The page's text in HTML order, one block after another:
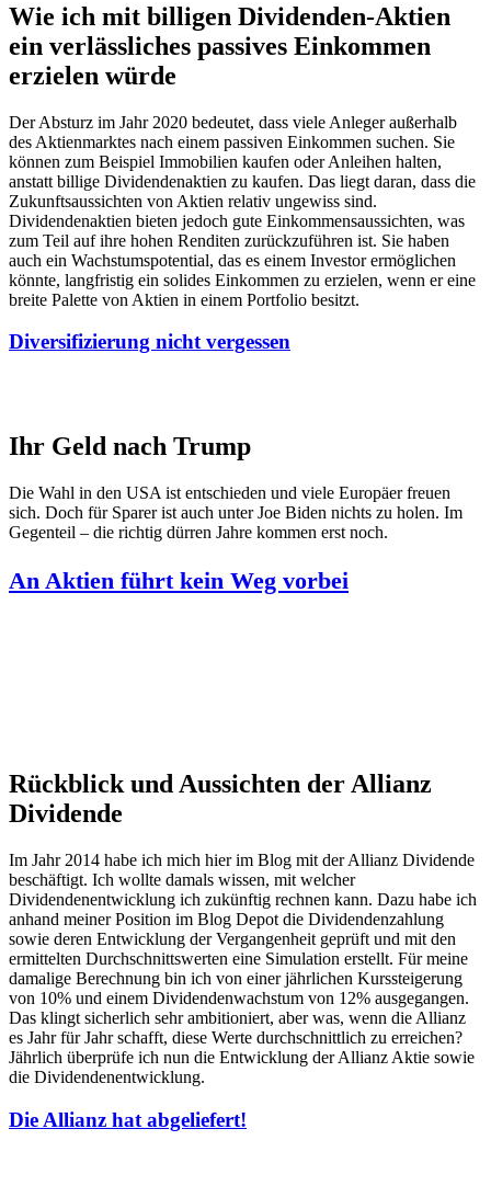
Wie ich mit billigen Dividenden-Aktien
ein verlässliches passives Einkommen
erzielen würde
Der Absturz im Jahr 2020 bedeutet, dass viele Anleger außerhalb
des Aktienmarktes nach einem passiven Einkommen suchen. Sie
können zum Beispiel Immobilien kaufen oder Anleihen halten,
anstatt billige Dividendenaktien zu kaufen. Das liegt daran, dass die
Zukunftsaussichten von Aktien relativ ungewiss sind.
Dividendenaktien bieten jedoch gute Einkommensaussichten, was
zum Teil auf ihre hohen Renditen zurückzuführen ist. Sie haben
auch ein Wachstumspotential, das es einem Investor ermöglichen
könnte, langfristig ein solides Einkommen zu erzielen, wenn er eine
breite Palette von Aktien in einem Portfolio besitzt.
Diversifizierung nicht vergessen
Ihr Geld nach Trump
Die Wahl in den USA ist entschieden und viele Europäer freuen
sich. Doch für Sparer ist auch unter Joe Biden nichts zu holen. Im
Gegenteil – die richtig dürren Jahre kommen erst noch.
An Aktien führt kein Weg vorbei
Rückblick und Aussichten der Allianz
Dividende
Im Jahr 2014 habe ich mich hier im Blog mit der Allianz Dividende
beschäftigt. Ich wollte damals wissen, mit welcher
Dividendenentwicklung ich zukünftig rechnen kann. Dazu habe ich
anhand meiner Position im Blog Depot die Dividendenzahlung
sowie deren Entwicklung der Vergangenheit geprüft und mit den
ermittelten Durchschnittswerten eine Simulation erstellt. Für meine
damalige Berechnung bin ich von einer jährlichen Kurssteigerung
von 10% und einem Dividendenwachstum von 12% ausgegangen.
Das klingt sicherlich sehr ambitioniert, aber was, wenn die Allianz
es Jahr für Jahr schafft, diese Werte durchschnittlich zu erreichen?
Jährlich überprüfe ich nun die Entwicklung der Allianz Aktie sowie
die Dividendenentwicklung.
Die Allianz hat abgeliefert!